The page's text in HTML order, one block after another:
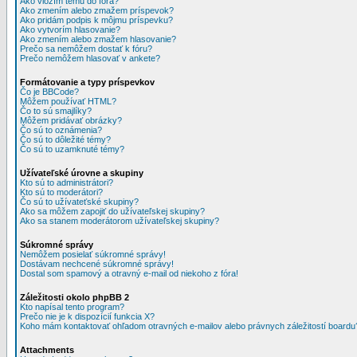
Ako zmením alebo zmažem príspevok?
Ako pridám podpis k môjmu príspevku?
Ako vytvorím hlasovanie?
Ako zmením alebo zmažem hlasovanie?
Prečo sa nemôžem dostať k fóru?
Prečo nemôžem hlasovať v ankete?
Formátovanie a typy príspevkov
Čo je BBCode?
Môžem používať HTML?
Čo to sú smajlíky?
Môžem pridávať obrázky?
Čo sú to oznámenia?
Čo sú to dôležité témy?
Čo sú to uzamknuté témy?
Užívateľské úrovne a skupiny
Kto sú to administrátori?
Kto sú to moderátori?
Čo sú to užívateťské skupiny?
Ako sa môžem zapojiť do užívateľskej skupiny?
Ako sa stanem moderátorom užívateľskej skupiny?
Súkromné správy
Nemôžem posielať súkromné správy!
Dostávam nechcené súkromné správy!
Dostal som spamový a otravný e-mail od niekoho z fóra!
Záležitosti okolo phpBB 2
Kto napísal tento program?
Prečo nie je k dispozícií funkcia X?
Koho mám kontaktovať ohľadom otravných e-mailov alebo právnych záležitostí
Attachments